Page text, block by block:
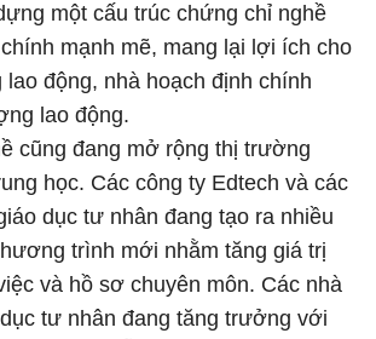
một cấu trúc chứng chỉ nghề
mạnh mẽ, mang lại lợi ích cho
động, nhà hoạch định chính
lao động.
cũng đang mở rộng thị trường
học. Các công ty Edtech và các
dục tư nhân đang tạo ra nhiều
trình mới nhằm tăng giá trị
và hồ sơ chuyên môn. Các nhà
tư nhân đang tăng trưởng với